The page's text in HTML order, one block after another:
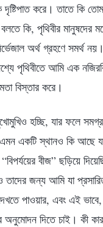
করে। তাতে কি
কি, পৃথিবীর মানুষদের
অর্থ গ্রহণে সমর্থ
পৃথিবীতে আমি এক
বিস্তার করে।
হচ্ছি, যার ফলে সমগ্র
একটি স্থানও কি আছে
বীজ” ছড়িয়ে
জন্য আমি যা
পাওয়ার, এবং এই
অনুমোদন দিতে চাই। কী